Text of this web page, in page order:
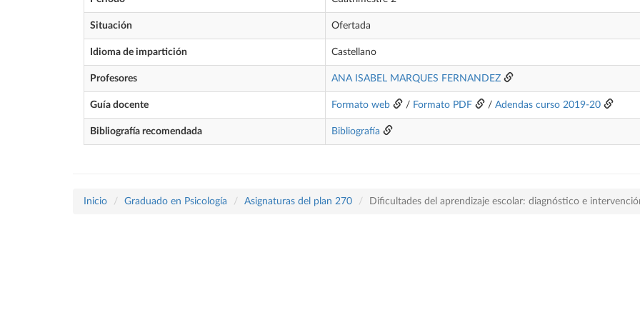
Situación Ofertada
Idioma de impartición Castellano
Profesores ANA ISABEL MARQUES FERNANDEZ
Guía docente Formato web / Formato PDF / Adendas curso 2019-20
Bibliografía recomendada Bibliografía
Inicio Graduado en Psicología Asignaturas del plan 270 Dificultades del aprendizaje escolar: diagnóstico e